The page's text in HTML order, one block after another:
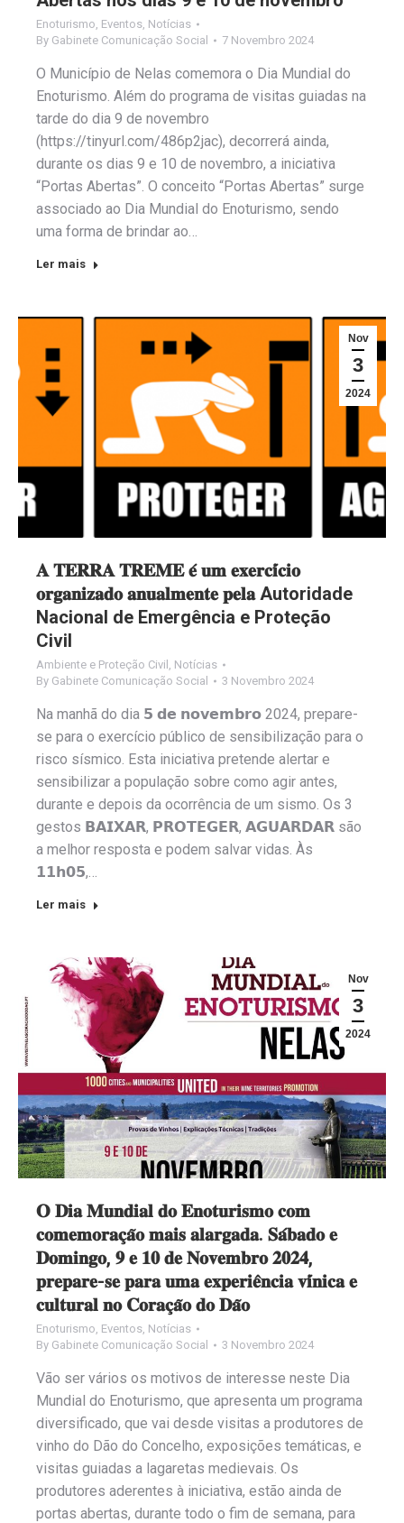
Enoturismo, Eventos, Notícias
By Gabinete Comunicação Social 7 Novembro 2024
O Município de Nelas comemora o Dia Mundial do
Enoturismo. Além do programa de visitas guiadas na
tarde do dia 9 de novembro
(https://tinyurl.com/486p2jac), decorrerá ainda,
durante os dias 9 e 10 de novembro, a iniciativa
“Portas Abertas”. O conceito “Portas Abertas” surge
associado ao Dia Mundial do Enoturismo, sendo
uma forma de brindar ao…
Ler mais
Nov
3
2024
𝐀 𝐓𝐄𝐑𝐑𝐀 𝐓𝐑𝐄𝐌𝐄 𝐞́ 𝐮𝐦 𝐞𝐱𝐞𝐫𝐜𝐢́𝐜𝐢𝐨
𝐨𝐫𝐠𝐚𝐧𝐢𝐳𝐚𝐝𝐨 𝐚𝐧𝐮𝐚𝐥𝐦𝐞𝐧𝐭𝐞 𝐩𝐞𝐥𝐚 Autoridade
Nacional de Emergência e Proteção
Civil
Ambiente e Proteção Civil , Notícias
By Gabinete Comunicação Social 3 Novembro 2024
Na manhã do dia 𝟱 𝗱𝗲 𝗻𝗼𝘃𝗲𝗺𝗯𝗿𝗼 2024, prepare-
se para o exercício público de sensibilização para o
risco sísmico. Esta iniciativa pretende alertar e
sensibilizar a população sobre como agir antes,
durante e depois da ocorrência de um sismo. Os 3
gestos 𝗕𝗔𝗜𝗫𝗔𝗥, 𝗣𝗥𝗢𝗧𝗘𝗚𝗘𝗥, 𝗔𝗚𝗨𝗔𝗥𝗗𝗔𝗥 são
a melhor resposta e podem salvar vidas. Às
𝟭𝟭𝗵𝟬𝟱,…
Ler mais
Nov
3
2024
𝐎 𝐃𝐢𝐚 𝐌𝐮𝐧𝐝𝐢𝐚𝐥 𝐝𝐨 𝐄𝐧𝐨𝐭𝐮𝐫𝐢𝐬𝐦𝐨 𝐜𝐨𝐦
𝐜𝐨𝐦𝐞𝐦𝐨𝐫𝐚𝐜̧𝐚̃𝐨 𝐦𝐚𝐢𝐬 𝐚𝐥𝐚𝐫𝐠𝐚𝐝𝐚. 𝐒𝐚́𝐛𝐚𝐝𝐨 𝐞
𝐃𝐨𝐦𝐢𝐧𝐠𝐨, 𝟗 𝐞 𝟏𝟎 𝐝𝐞 𝐍𝐨𝐯𝐞𝐦𝐛𝐫𝐨 𝟐𝟎𝟐𝟒,
𝐩𝐫𝐞𝐩𝐚𝐫𝐞-𝐬𝐞 𝐩𝐚𝐫𝐚 𝐮𝐦𝐚 𝐞𝐱𝐩𝐞𝐫𝐢𝐞̂𝐧𝐜𝐢𝐚 𝐯𝐢́𝐧𝐢𝐜𝐚 𝐞
𝐜𝐮𝐥𝐭𝐮𝐫𝐚𝐥 𝐧𝐨 𝐂𝐨𝐫𝐚𝐜̧𝐚̃𝐨 𝐝𝐨 𝐃𝐚̃𝐨
Enoturismo Eventos Notícias
By Gabinete Comunicação Social 3 Novembro 2024
Vão ser vários os motivos de interesse neste Dia
Mundial do Enoturismo, que apresenta um programa
diversificado, que vai desde visitas a produtores de
vinho do Dão do Concelho, exposições temáticas, e
visitas guiadas a lagaretas medievais. Os
produtores aderentes à iniciativa, estão ainda de
portas abertas, durante todo o fim de semana, para